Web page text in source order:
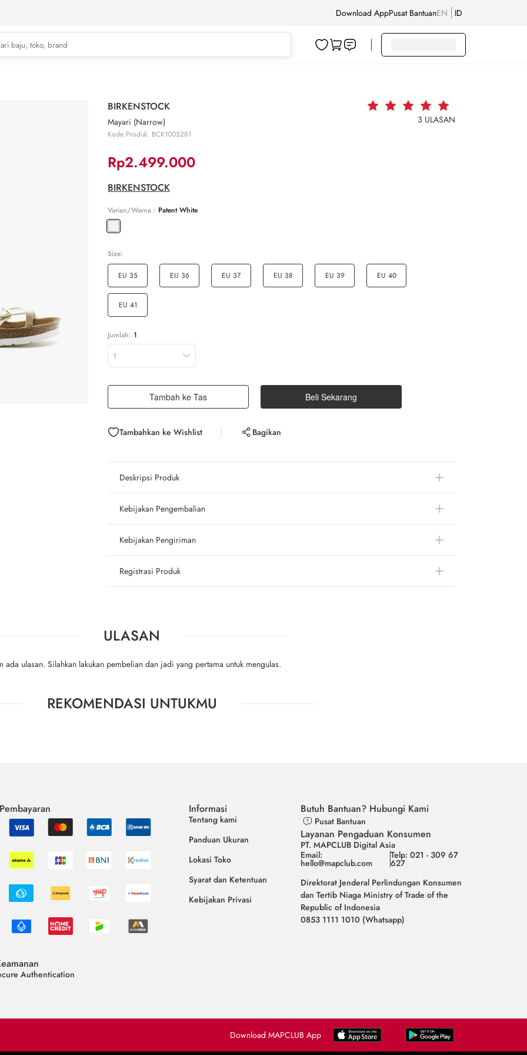
Download AppPusat BantuanEN ID
BIRKENSTOCK
Mayari (Narrow)
Kode Produk: BCK1005281
Rp2.499.000
3 ULASAN
BIRKENSTOCK
Varian/Warna : Patent White
Size:
EU 35 EU 36 EU 37 EU 38 EU 39 EU 40
EU 41
Jumlah: 1
1
Tambah ke Tas Beli Sekarang
Tambahkan ke Wishlist Bagikan
Deskripsi Produk
Kebijakan Pengembalian
Kebijakan Pengiriman
Registrasi Produk
ULASAN
ada ulasan. Silahkan lakukan pembelian dan jadi yang pertama untuk mengulas.
REKOMENDASI UNTUKMU
Authentication
Informasi
Tentang kami
Panduan Ukuran
Lokasi Toko
Syarat dan Ketentuan
Kebijakan Privasi
Butuh Bantuan? Hubungi Kami
Pusat Bantuan
Layanan Pengaduan Konsumen
PT. MAPCLUB Digital Asia
Email:
hello@mapclub.com
Telp: 021 - 309 67
627
Direktorat Jenderal Perlindungan Konsumen
dan Tertib Niaga Ministry of Trade of the
Republic of Indonesia
0853 1111 1010 (Whatsapp)
Download MAPCLUB App